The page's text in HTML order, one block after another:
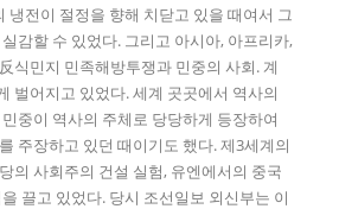
냉전이 절정을 향해 치닫고 있을 때여서 그
감할 수 있었다. 그리고 아시아, 아프리카,
식민지 민족해방투쟁과 민중의 사회. 계
벌어지고 있었다. 세계 곳곳에서 역사의
중이 역사의 주체로 당당하게 등장하여
주장하고 있던 때이기도 했다. 제3세계의
의 사회주의 건설 실험, 유엔에서의 중국
끌고 있었다. 당시 조선일보 외신부는 이